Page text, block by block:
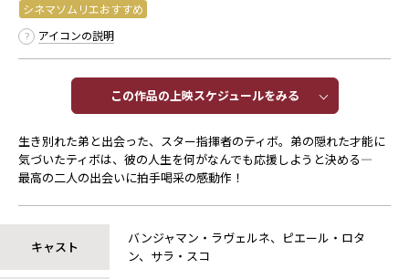
シネマソムリエおすすめ
アイコンの説明
この作品の上映スケジュールをみる​​
生き別れた弟と出会った、スター指揮者のティボ。弟の隠れた才能に
気づいたティボは、彼の人生を何がなんでも応援しようと決める―
最高の二人の出会いに拍手喝采の感動作！
キャスト
バンジャマン・ラヴェルネ、ピエール・ロタ
ン、サラ・スコ